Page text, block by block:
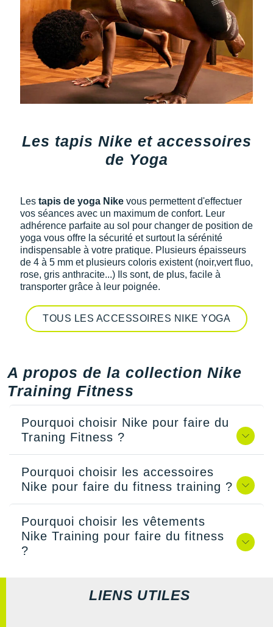
Les tapis Nike et accessoires
de Yoga
Les tapis de yoga Nike vous permettent d'effectuer
vos séances avec un maximum de confort. Leur
adhérence parfaite au sol pour changer de position de
yoga vous offre la sécurité et surtout la sérénité
indispensable à votre pratique. Plusieurs épaisseurs
de 4 à 5 mm et plusieurs coloris existent (noir,vert fluo,
rose, gris anthracite...) Ils sont, de plus, facile à
transporter grâce à leur poignée.
TOUS LES ACCESSOIRES NIKE YOGA
A propos de la collection Nike
Training Fitness
Pourquoi choisir Nike pour faire du
Traning Fitness ?
Pourquoi choisir les accessoires
Nike pour faire du fitness training ?
Pourquoi choisir les vêtements
Nike Training pour faire du fitness
?
LIENS UTILES